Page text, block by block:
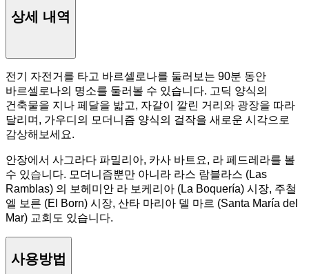
상세 내역
전기 자전거를 타고 바르셀로나를 둘러보는 90분 동안
바르셀로나의 명소를 둘러볼 수 있습니다. 고딕 양식의
건축물을 지나 페달을 밟고, 자갈이 깔린 거리와 광장을 따라
달리며, 가우디의 모더니즘 양식의 걸작을 새로운 시각으로
감상해보세요.
안장에서 사그라다 파밀리아, 카사 바트요, 라 페드레라를 볼
수 있습니다. 모더니즘뿐만 아니라 라스 람블라스 (Las
Ramblas) 의 보헤미안 라 보케리아 (La Boquería) 시장, 주철
엘 보른 (El Born) 시장, 산타 마리아 델 마르 (Santa María del
Mar) 교회도 있습니다.
사용방법